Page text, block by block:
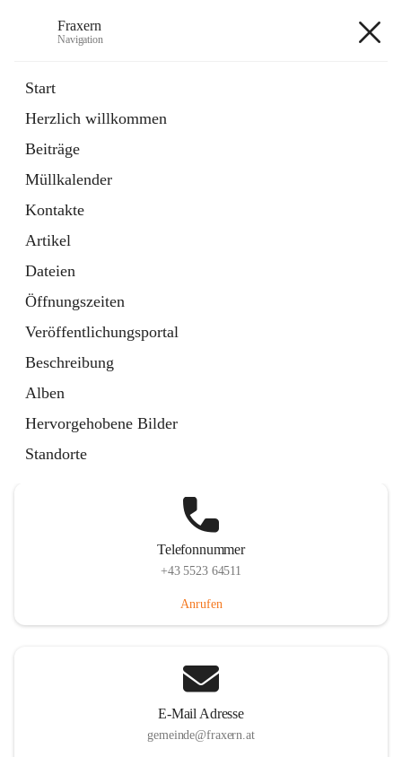
Fraxern
Navigation
Start
Herzlich willkommen
Beiträge
Müllkalender
Kontakte
Artikel
Dateien
Öffnungszeiten
Veröffentlichungsportal
Beschreibung
Alben
Hervorgehobene Bilder
Standorte
Ordner
in
Tab
Formulare
Artikel
öffnet
in
neuem
Tab
Telefonnummer
+43 5523 64511
Anrufen
E-Mail Adresse
gemeinde@fraxern.at